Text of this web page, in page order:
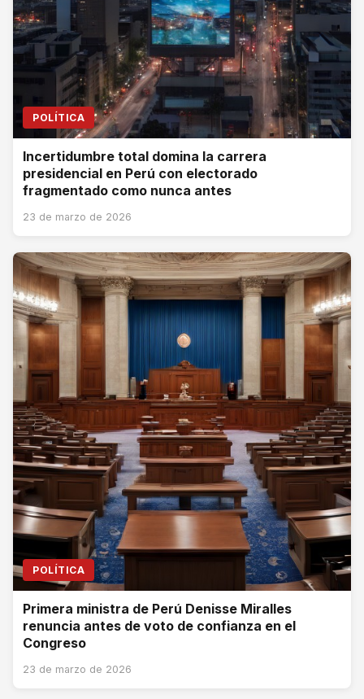
POLÍTICA
Incertidumbre total domina la carrera
presidencial en Perú con electorado
fragmentado como nunca antes
23 de marzo de 2026
POLÍTICA
Primera ministra de Perú Denisse Miralles
renuncia antes de voto de confianza en el
Congreso
23 de marzo de 2026